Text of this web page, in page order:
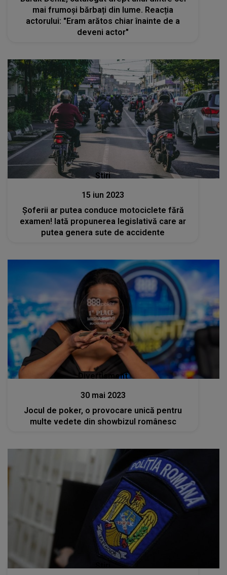
mai frumoși bărbați din lume. Reacția
actorului: "Eram arătos chiar înainte de a
deveni actor"
Stiri
15 iun 2023
Șoferii ar putea conduce motociclete fără
examen! Iată propunerea legislativă care ar
putea genera sute de accidente
Divertisment
30 mai 2023
Jocul de poker, o provocare unică pentru
multe vedete din showbizul românesc